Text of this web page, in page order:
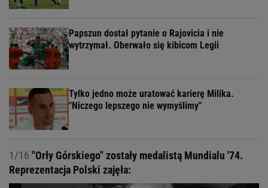
Papszun dostał pytanie o Rajovicia i nie
wytrzymał. Oberwało się kibicom Legii
Tylko jedno może uratować karierę Milika.
"Niczego lepszego nie wymyślimy"
1/16 "Orły Górskiego" zostały medalistą Mundialu '74.
Reprezentacja Polski zajęła: